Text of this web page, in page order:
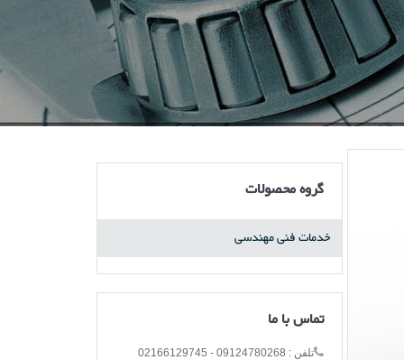
گروه محصولات
خدمات فنی مهندسی
تماس با ما
تلفن : 09124780268 - 02166129745